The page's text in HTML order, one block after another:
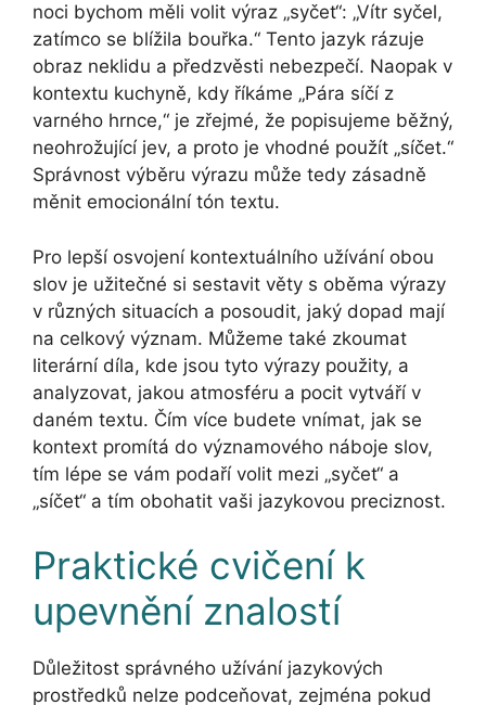
noci bychom měli volit výraz „syčet“: „Vítr syčel,
zatímco se blížila bouřka.“ Tento jazyk rázuje
obraz neklidu a předzvěsti nebezpečí. Naopak v
kontextu kuchyně, kdy říkáme „Pára síčí z
varného hrnce,“ je zřejmé, že popisujeme běžný,
neohrožující jev, a proto je vhodné použít „síčet.“
Správnost výběru výrazu může tedy zásadně
měnit emocionální tón textu.
Pro lepší osvojení kontextuálního užívání obou
slov je užitečné si sestavit věty s oběma výrazy
v různých situacích a posoudit, jaký dopad mají
na celkový význam. Můžeme také zkoumat
literární díla, kde jsou tyto výrazy použity, a
analyzovat, jakou atmosféru a pocit vytváří v
daném textu. Čím více budete vnímat, jak se
kontext promítá do významového náboje slov,
tím lépe se vám podaří volit mezi „syčet“ a
„síčet“ a tím obohatit vaši jazykovou preciznost.
Praktické cvičení k
upevnění znalostí
Důležitost správného užívání jazykových
prostředků nelze podceňovat, zejména pokud